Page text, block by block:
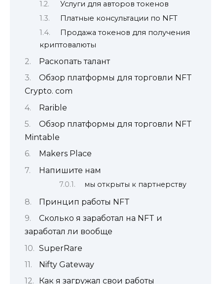
Услуги для авторов токенов
Платные консультации по NFT
Продажа токенов для получения
криптовалюты
Раскопать талант
Обзор платформы для торговли NFT
Crypto. com
Rarible
Обзор платформы для торговли NFT
Mintable
Makers Place
Напишите нам
мы открыты к партнерству
Принцип работы NFT
Сколько я заработал на NFT и
заработал ли вообще
SuperRare
Nifty Gateway
Как я загружал свои работы